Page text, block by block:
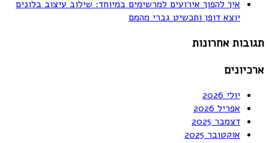
איך להפוך אירועים למרשימים במיוחד: שילוב עיצוב בלונים
יוצא דופן ותכשיט גברי מהמם
תגובות אחרונות
ארכיונים
יולי 2026
אפריל 2026
דצמבר 2025
אוקטובר 2025